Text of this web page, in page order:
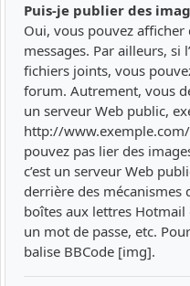
Puis-je publier des
Oui, vous pouvez afficher
messages. Par ailleurs, si
fichiers joints, vous
forum. Autrement, vous
un serveur Web public,
http://
pouvez pas lier des
c’est un serveur Web
derrière des mécanismes
boîtes aux lettres Hotmail
un mot de passe, etc.
balise BBCode [img].